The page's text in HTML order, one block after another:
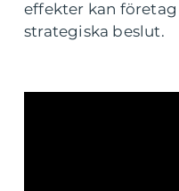
effekter kan
strategiska beslut.